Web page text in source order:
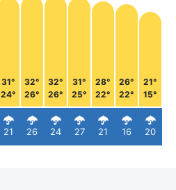
31°
24°
21
32°
26°
26
32°
26°
24
31°
25°
27
28°
22°
21
26°
22°
16
21°
15°
20